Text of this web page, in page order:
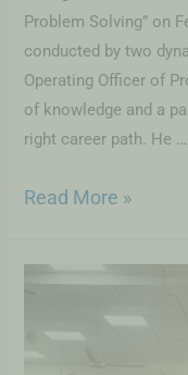
Problem Solving” on
conducted by two
Operating Officer of
of knowledge and a
right career path. He …
Read More »